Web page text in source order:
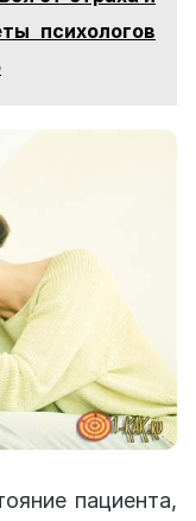
психологов
пациента,